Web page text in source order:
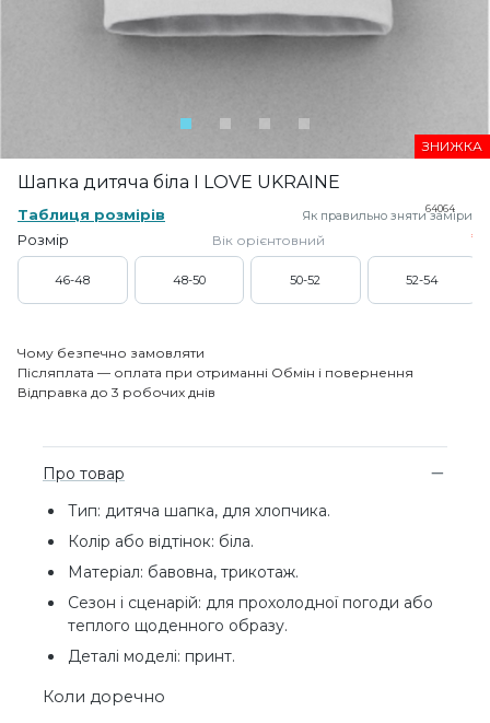
ЗНИЖКА
Шапка дитяча біла I LOVE UKRAINE
64064
Таблиця розмірів Як правильно зняти заміри
Розмір Вік орієнтовний
46-48 48-50 50-52 52-54
Чому безпечно замовляти
Післяплата — оплата при отриманні Обмін і повернення
Відправка до 3 робочих днів
Про товар
Тип: дитяча шапка, для хлопчика.
Колір або відтінок: біла.
Матеріал: бавовна, трикотаж.
Сезон і сценарій: для прохолодної погоди або
теплого щоденного образу.
Деталі моделі: принт.
Коли доречно